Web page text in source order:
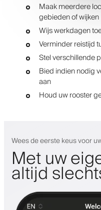
Maak meerdere
gebieden of wijken
Wijs werkdagen
Verminder reistijd
Stel verschillende
Bied indien nodig
aan
Houd uw rooster
Wees de eerste keus voor
Met uw
altijd